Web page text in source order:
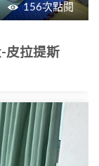
156次點閱
皮拉提斯